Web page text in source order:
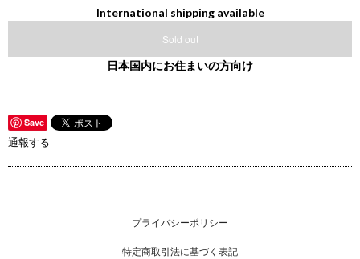
International shipping available
Sold out
日本国内にお住まいの方向け
Save
通報する
プライバシーポリシー
特定商取引法に基づく表記